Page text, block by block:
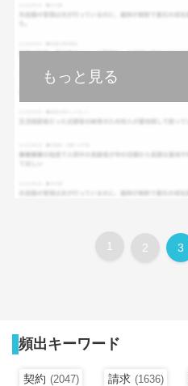
もっと見る
1 2 3
頻出キーワード
契約 (2047) 請求 (1636)